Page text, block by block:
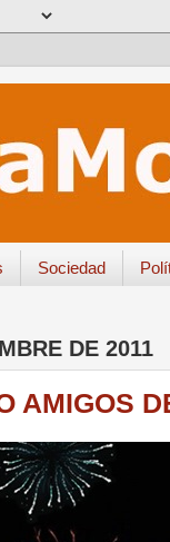
Sociedad
DE 2011
AMIGOS